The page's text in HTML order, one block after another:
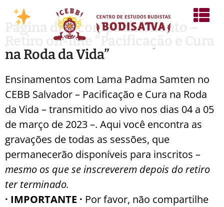
Página de Acompanhamento –
Retiro on-line “Pacificação e Cura
na Roda da Vida”
Ensinamentos com Lama Padma Samten no
CEBB Salvador – Pacificação e Cura na Roda
da Vida – transmitido ao vivo nos dias 04 a 05
de março de 2023 –. Aqui você encontra as
gravações de todas as sessões, que
permanecerão disponíveis para inscritos –
mesmo os que se inscreverem depois do retiro
ter terminado.
· IMPORTANTE · Por favor, não compartilhe